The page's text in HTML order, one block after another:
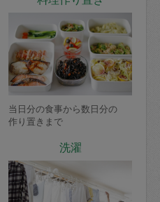
当日分の食事から数日分の
作り置きまで
洗濯